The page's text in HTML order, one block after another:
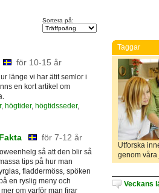
Sortera på:
för 10-15 år
länge vi har ätit semlor i
en kort artikel om
, högtider, högtidsseder,
för 7-12 år
så att den blir så
tips på hur man
fladdermöss, spöken
en ryslig meny och
om varför man firar
Taggar
Utforska
genom våra
Veckans